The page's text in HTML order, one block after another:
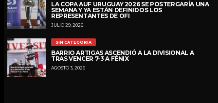
LA COPA AUF URUGUAY 2026 SE POSTERGARÍA UNA
SEMANA Y YA ESTÁN DEFINIDOS LOS
REPRESENTANTES DE OFI
JULIO 29, 2026
SIN CATEGORÍA
BARRIO ARTIGAS ASCENDIÓ A LA DIVISIONAL A
TRAS VENCER 7-3 A FÉNIX
AGOSTO 3, 2026